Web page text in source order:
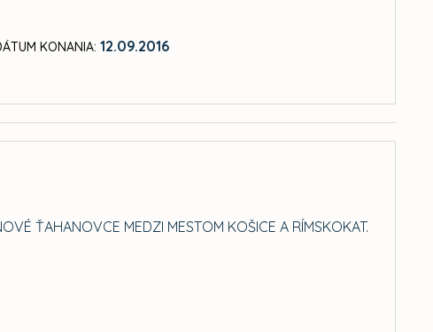
KONANIA: 12.09.2016
ŤAHANOVCE MEDZI MESTOM KOŠICE A RÍMSKOKAT.